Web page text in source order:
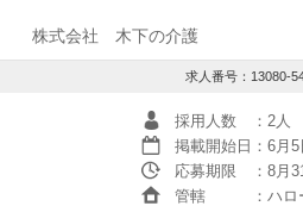
Q-JiN株式会社 木下の介護
求人番号：13080-
採用人数
：2人
掲載開始日 ：6月
応募期限
：8月
管轄
：ハ